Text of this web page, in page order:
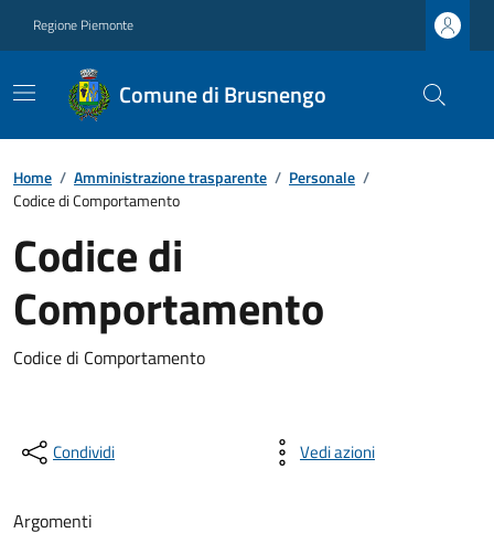
Regione Piemonte
Comune di Brusnengo
Home / Amministrazione trasparente / Personale /
Codice di Comportamento
Codice di
Comportamento
Codice di Comportamento
Condividi Vedi azioni
Argomenti